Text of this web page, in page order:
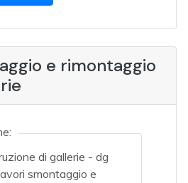
e rimontaggio
di gallerie - dg
smontaggio e